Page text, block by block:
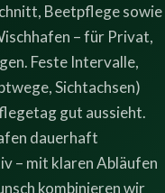
Beetpflege sowie
– für Privat,
Feste Intervalle,
Sichtachsen)
gut aussieht.
dauerhaft
– mit klaren Abläufen
kombinieren wir